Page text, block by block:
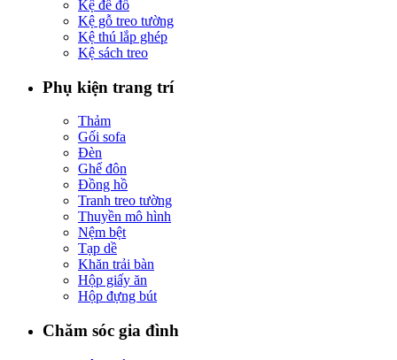
Kệ để đồ
Kệ gỗ treo tường
Kệ thú lắp ghép
Kệ sách treo
Phụ kiện trang trí
Thảm
Gối sofa
Đèn
Ghế đôn
Đồng hồ
Tranh treo tường
Thuyền mô hình
Nệm bệt
Tạp dề
Khăn trải bàn
Hộp giấy ăn
Hộp đựng bút
Chăm sóc gia đình